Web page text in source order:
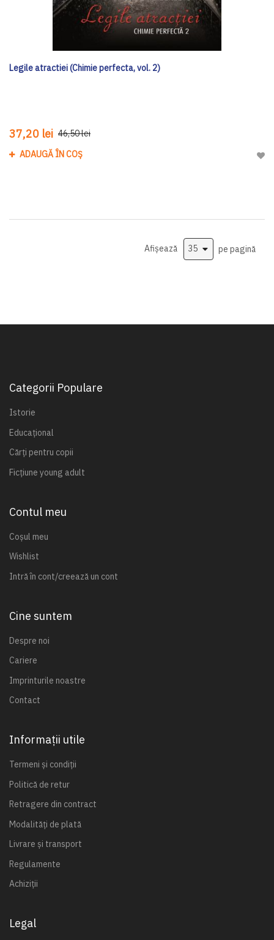
Legile atractiei (Chimie perfecta, vol. 2)
37,20 lei 46,50 lei
ADAUGĂ ÎN COȘ
Afișează pe pagină
Categorii Populare
Istorie
Educațional
Cărți pentru copii
Ficțiune young adult
Contul meu
Coșul meu
Wishlist
Intră în cont/creează un cont
Cine suntem
Despre noi
Cariere
Imprinturile noastre
Contact
Informații utile
Termeni și condiții
Politică de retur
Retragere din contract
Modalități de plată
Livrare și transport
Regulamente
Achiziții
Legal